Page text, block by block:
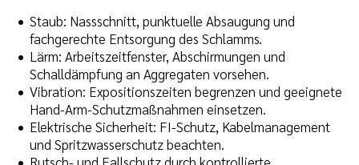
Staub: Nassschnitt, punktuelle Absaugung und
fachgerechte Entsorgung des Schlamms.
Lärm: Arbeitszeitfenster, Abschirmungen und
Schalldämpfung an Aggregaten vorsehen.
Vibration: Expositionszeiten begrenzen und geeignete
Hand-Arm-Schutzmaßnahmen einsetzen.
Elektrische Sicherheit: FI-Schutz, Kabelmanagement
und Spritzwasserschutz beachten.